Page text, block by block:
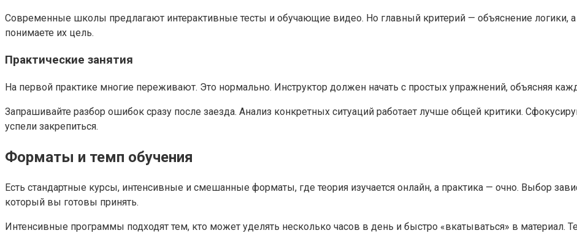
Современные школы предлагают интерактивные тесты и обучающие видео. Но главный критерий — объяснение логики,
понимаете их цель.
Практические занятия
На первой практике многие переживают. Это нормально. Инструктор должен начать с простых упражнений, объясняя
Запрашивайте разбор ошибок сразу после заезда. Анализ конкретных ситуаций работает лучше общей критики.
успели закрепиться.
Форматы и темп обучения
Есть стандартные курсы, интенсивные и смешанные форматы, где теория изучается онлайн, а практика — очно. Выбор
который вы готовы принять.
Интенсивные программы подходят тем, кто может уделять несколько часов в день и быстро «вкатываться» в материал.